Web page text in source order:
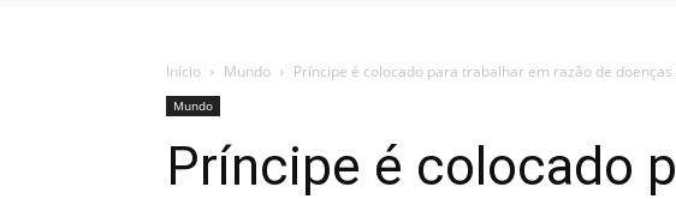
Início Mundo Príncipe é colocado para trabalhar em razão de doenças
Mundo
Príncipe é colocado